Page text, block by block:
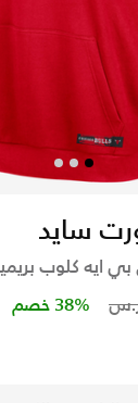
سايد
ايه كلوب
Price
to 38% خصم